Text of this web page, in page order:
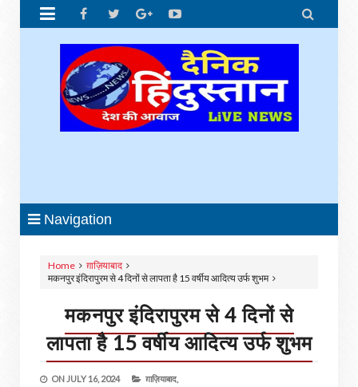
 
Navigation
Home
ग़ाज़ियाबाद
मकनपुर इंदिरापुरम से 4 दिनों से लापता है 15 वर्षीय आदित्य उर्फ शुभम
मकनपुर इंदिरापुरम से 4 दिनों से
लापता है 15 वर्षीय आदित्य उर्फ शुभम
ON JULY 16, 2024 ग़ाज़ियाबाद,